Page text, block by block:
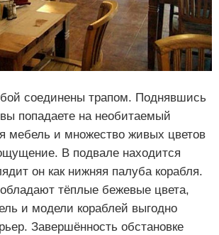
соединены трапом. Поднявшись
попадаете на необитаемый
мебель и множество живых цветов
В подвале находится
он как нижняя палуба корабля.
тёплые бежевые цвета,
и модели кораблей выгодно
Завершённость обстановке